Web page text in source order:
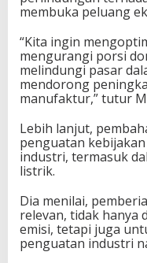
membuka peluang
“Kita ingin
mengurangi porsi
melindungi pasar
mendorong
manufaktur,” tutur
Lebih lanjut,
penguatan
industri, termasuk
listrik.
Dia menilai,
relevan, tidak hanya
emisi, tetapi juga
penguatan industri